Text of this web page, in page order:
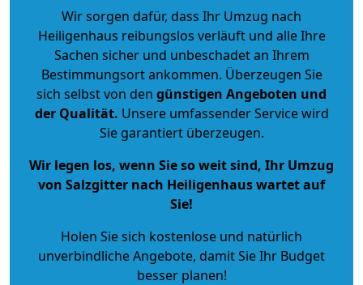
Wir sorgen dafür, dass Ihr Umzug nach
Heiligenhaus reibungslos verläuft und alle Ihre
Sachen sicher und unbeschadet an Ihrem
Bestimmungsort ankommen. Überzeugen Sie
sich selbst von den günstigen Angeboten und
der Qualität. Unsere umfassender Service wird
Sie garantiert überzeugen.
Wir legen los, wenn Sie so weit sind, Ihr Umzug
von Salzgitter nach Heiligenhaus wartet auf
Sie!
Holen Sie sich kostenlose und natürlich
unverbindliche Angebote, damit Sie Ihr Budget
besser planen!